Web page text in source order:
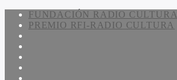
FUNDACIÓN RADIO CULTURA
PREMIO RFI-RADIO CULTURA